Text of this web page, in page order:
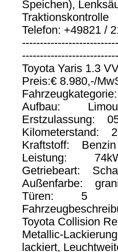
Speichen),
Traktionskontrolle
Telefon: +49821 /
Toyota Yaris 1.3
Preis:€ 8.980,-/
Aufbau:
Erstzulassung:
Kilometerstand:
Kraftstoff: Benzin
Leistung: 74kW
Getriebeart:
Außenfarbe:
Türen: 5
Toyota Collision
Metallic-
lackiert,